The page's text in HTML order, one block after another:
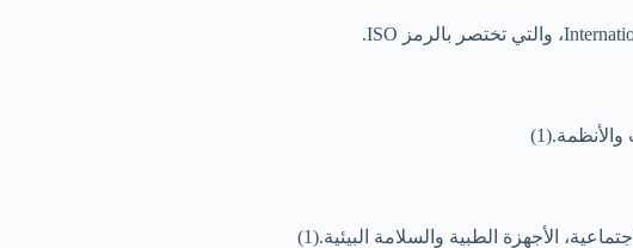
الأجهزة الطبية والسلامة البيئية.(1)